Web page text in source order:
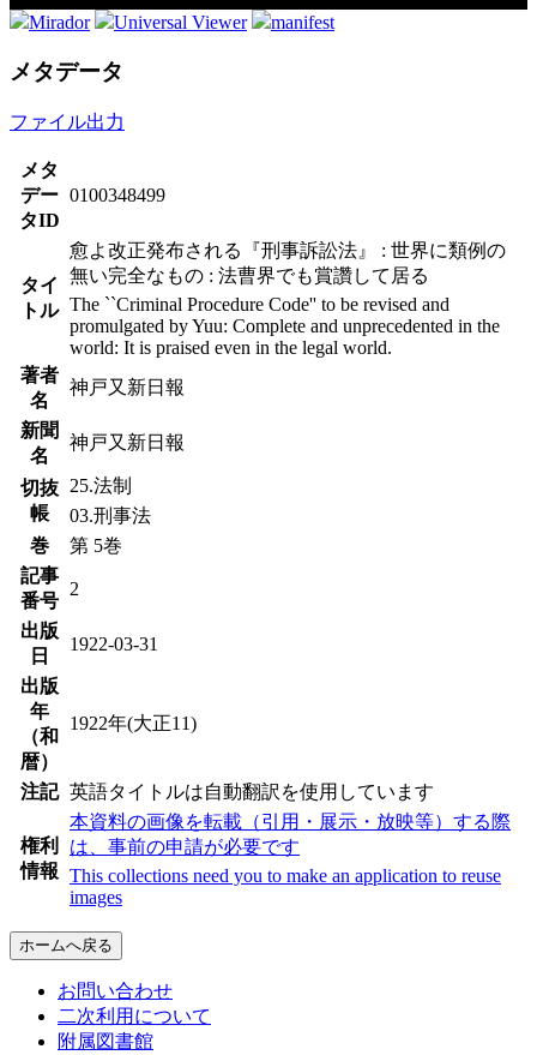
Mirador Universal Viewer manifest
メタデータ
ファイル出力
メタ
デー
タID
0100348499
タイ
トル
愈よ改正発布される『刑事訴訟法』 : 世界に類例の
無い完全なもの : 法曹界でも賞讚して居る
The ``Criminal Procedure Code'' to be revised and
promulgated by Yuu: Complete and unprecedented in the
world: It is praised even in the legal world.
著者
名
神戸又新日報
新聞
名
神戸又新日報
切抜
帳
25.法制
03.刑事法
巻
第 5巻
記事
番号
2
出版
日
1922-03-31
出版
年
（和
暦）
1922年(大正11)
注記 英語タイトルは自動翻訳を使用しています
権利
情報
本資料の画像を転載（引用・展示・放映等）する際
は、事前の申請が必要です
This collections need you to make an application to reuse
images
ホームへ戻る
お問い合わせ
二次利用について
附属図書館